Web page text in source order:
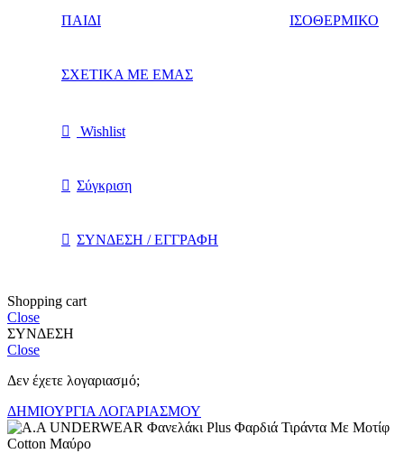
ΠΑΙΔΙ ΙΣΟΘΕΡΜΙΚΟ
ΣΧΕΤΙΚΑ ΜΕ ΕΜΑΣ
Wishlist
Σύγκριση
ΣΥΝΔΕΣΗ / ΕΓΓΡΑΦΗ
Shopping cart
Close
ΣΥΝΔΕΣΗ
Close
Δεν έχετε λογαριασμό;
ΔΗΜΙΟΥΡΓΙΑ ΛΟΓΑΡΙΑΣΜΟΥ